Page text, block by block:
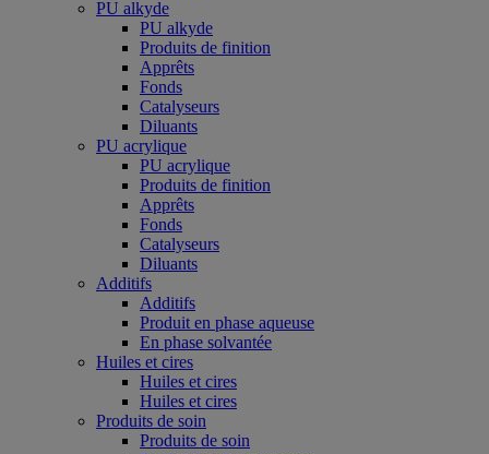
PU alkyde
PU alkyde
Produits de finition
Apprêts
Fonds
Catalyseurs
Diluants
PU acrylique
PU acrylique
Produits de finition
Apprêts
Fonds
Catalyseurs
Diluants
Additifs
Additifs
Produit en phase aqueuse
En phase solvantée
Huiles et cires
Huiles et cires
Huiles et cires
Produits de soin
Produits de soin